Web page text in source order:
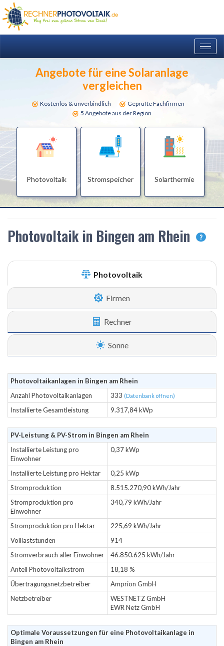
Angebote für eine Solaranlage
vergleichen
Kostenlos & unverbindlich
Geprüfte Fachfirmen
5 Angebote aus der Region
Photovoltaik Stromspeicher Solarthermie
Photovoltaik in Bingen am Rhein ?
Photovoltaik
Firmen
Rechner
Sonne
Photovoltaikanlagen in Bingen am Rhein
Anzahl Photovoltaikanlagen
333 (Datenbank öffnen)
Installierte Gesamtleistung 9.317,84 kWp
PV-Leistung & PV-Strom in Bingen am Rhein
Installierte Leistung pro
Einwohner
0,37 kWp
Installierte Leistung pro Hektar
0,25 kWp
Stromproduktion
8.515.270,90 kWh/Jahr
Stromproduktion pro
Einwohner
340,79 kWh/Jahr
Stromproduktion pro Hektar
225,69 kWh/Jahr
Volllaststunden
914
Stromverbrauch aller Einwohner
46.850.625 kWh/Jahr
Anteil Photovoltaikstrom
18,18 %
Übertragungsnetzbetreiber
Amprion GmbH
Netzbetreiber
WESTNETZ GmbH
EWR Netz GmbH
Optimale Voraussetzungen für eine Photovoltaikanlage in
Bingen am Rhein